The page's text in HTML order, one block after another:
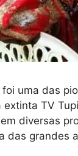
uma das
TV
diversas
das grandes